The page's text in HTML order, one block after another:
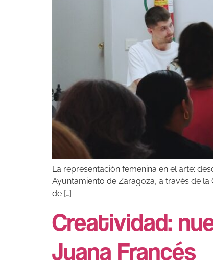
La representación femenina en el arte:
Ayuntamiento de Zaragoza, a través de
de […]
Creatividad:
Juana Francés